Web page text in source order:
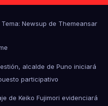
Tema: Newsup de Themeansar
alcalde de Puno iniciará
participativo
de Keiko Fujimori evidenciará